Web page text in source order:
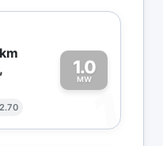
1.0
MW
1